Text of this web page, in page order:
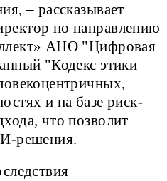
– рассказывает
по направлению
АНО "Цифровая
"Кодекс этики
и на базе риск-
что позволит
решения.